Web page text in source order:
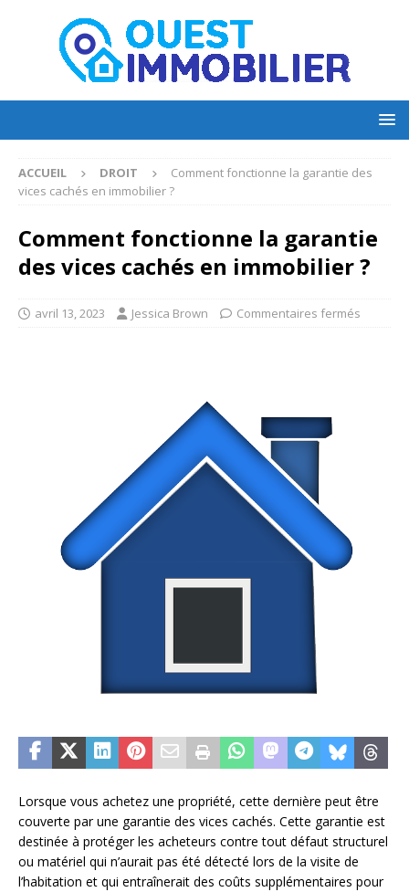
ACCUEIL DROIT
Comment fonctionne la garantie des
vices cachés en immobilier ?
Comment fonctionne la garantie
des vices cachés en immobilier ?
avril 13, 2023 Jessica Brown Commentaires fermés
Lorsque vous achetez une propriété, cette dernière peut être
couverte par une garantie des vices cachés. Cette garantie est
destinée à protéger les acheteurs contre tout défaut structurel
ou matériel qui n’aurait pas été détecté lors de la visite de
l’habitation et qui entraînerait des coûts supplémentaires pour